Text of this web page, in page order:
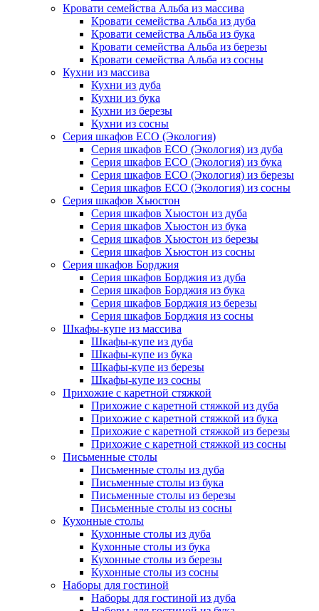
Кровати семейства Альба из массива
Кровати семейства Альба из дуба
Кровати семейства Альба из бука
Кровати семейства Альба из березы
Кровати семейства Альба из сосны
Кухни из массива
Кухни из дуба
Кухни из бука
Кухни из березы
Кухни из сосны
Серия шкафов ECO (Экология)
Серия шкафов ECO (Экология) из дуба
Серия шкафов ECO (Экология) из бука
Серия шкафов ECO (Экология) из березы
Серия шкафов ECO (Экология) из сосны
Серия шкафов Хьюстон
Серия шкафов Хьюстон из дуба
Серия шкафов Хьюстон из бука
Серия шкафов Хьюстон из березы
Серия шкафов Хьюстон из сосны
Серия шкафов Борджия
Серия шкафов Борджия из дуба
Серия шкафов Борджия из бука
Серия шкафов Борджия из березы
Серия шкафов Борджия из сосны
Шкафы-купе из массива
Шкафы-купе из дуба
Шкафы-купе из бука
Шкафы-купе из березы
Шкафы-купе из сосны
Прихожие с каретной стяжкой
Прихожие с каретной стяжкой из дуба
Прихожие с каретной стяжкой из бука
Прихожие с каретной стяжкой из березы
Прихожие с каретной стяжкой из сосны
Письменные столы
Письменные столы из дуба
Письменные столы из бука
Письменные столы из березы
Письменные столы из сосны
Кухонные столы
Кухонные столы из дуба
Кухонные столы из бука
Кухонные столы из березы
Кухонные столы из сосны
Наборы для гостиной
Наборы для гостиной из дуба